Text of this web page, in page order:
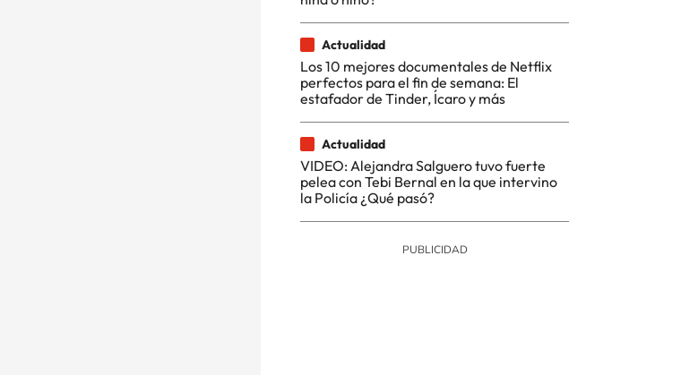
Actualidad
Los 10 mejores documentales de Netflix
perfectos para el fin de semana: El
estafador de Tinder, Ícaro y más
Actualidad
VIDEO: Alejandra Salguero tuvo fuerte
pelea con Tebi Bernal en la que intervino
la Policía ¿Qué pasó?